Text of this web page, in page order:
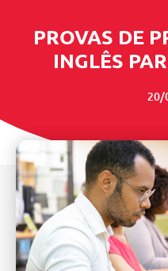
PROVAS DE
INGLÊS
20/